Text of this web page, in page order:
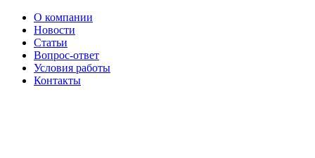
О компании
Новости
Статьи
Вопрос-ответ
Условия работы
Контакты